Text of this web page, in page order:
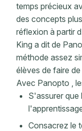
temps précieux
des concepts
réflexion à partir
King a dit de
méthode assez
élèves de faire
Avec Panopto ,
S'assurer que
Consacrez le